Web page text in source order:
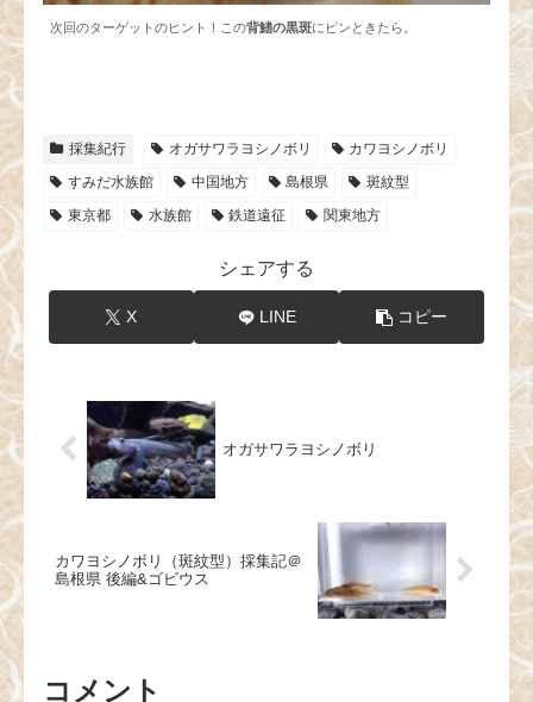
次回のターゲットのヒント！この背鰭の黒斑にピンときたら。
採集紀行 オガサワラヨシノボリ
カワヨシノボリ
すみだ水族館
中国地方 島根県
斑紋型
東京都
水族館 鉄道遠征 関東地方
シェアする
X LINE コピー
オガサワラヨシノボリ
カワヨシノボリ（斑紋型）採集記＠
島根県 後編&ゴビウス
コメント